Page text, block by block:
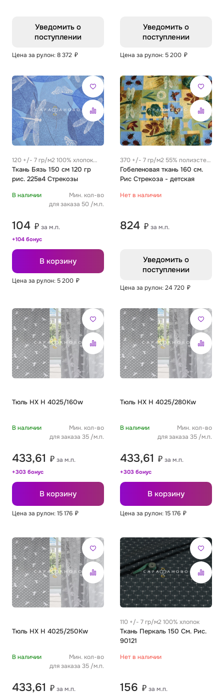
Уведомить о
поступлении
Цена за рулон: 8 372 ₽
Уведомить о
поступлении
Цена за рулон: 5 200 ₽
120 +/- 7 гр/м2 100% хлопок
0.26 м
Ткань Бязь 150 см 120 гр
рис. 225в4 Стрекозы
В наличии
Мин. кол-во
для заказа 50 /м.п.
104 ₽ за м.п.
+104 бонус
В корзину
Цена за рулон: 5 200 ₽
370 +/- 7 гр/м2 55% полиэстер
/ 45% хлопок
Гобеленовая ткань 160 см.
Рис Стрекоза - детская
Нет в наличии
824 ₽ за м.п.
Уведомить о
поступлении
Цена за рулон: 24 720 ₽
Тюль HX H 4025/160w
В наличии
Мин. кол-во
для заказа 35 /м.п.
433,61 ₽ за м.п.
+303 бонус
В корзину
Цена за рулон: 15 176 ₽
Тюль HX H 4025/280Kw
В наличии
Мин. кол-во
для заказа 35 /м.п.
433,61 ₽ за м.п.
+303 бонус
В корзину
Цена за рулон: 15 176 ₽
Тюль HX H 4025/250Kw
В наличии
Мин. кол-во
для заказа 35 /м.п.
433,61 ₽ за м.п.
110 +/- 7 гр/м2 100% хлопок
Ткань Перкаль 150 См. Рис.
90121
Нет в наличии
156 ₽ за м.п.